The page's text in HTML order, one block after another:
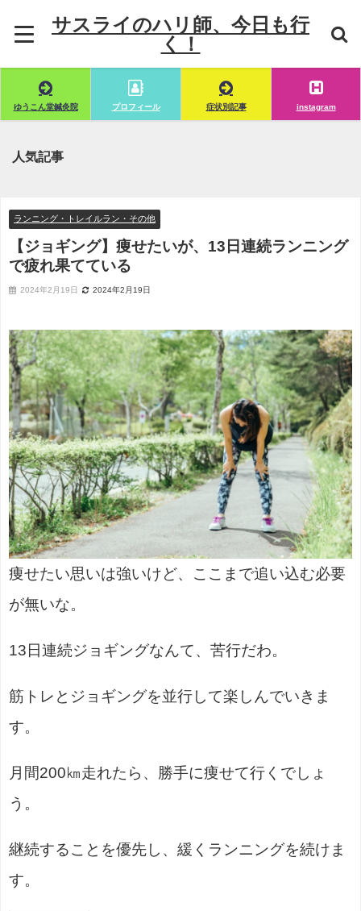
サスライのハリ師、今日も行
く！
ゆうこん堂鍼灸院 プロフィール 症状別記事 instagram
人気記事
ランニング・トレイルラン・その他
【ジョギング】痩せたいが、13日連続ランニング
で疲れ果てている
2024年2月19日 2024年2月19日
痩せたい思いは強いけど、ここまで追い込む必要
が無いな。
13日連続ジョギングなんて、苦行だわ。
筋トレとジョギングを並行して楽しんでいきま
す。
月間200㎞走れたら、勝手に痩せて行くでしょ
う。
継続することを優先し、緩くランニングを続けま
す。